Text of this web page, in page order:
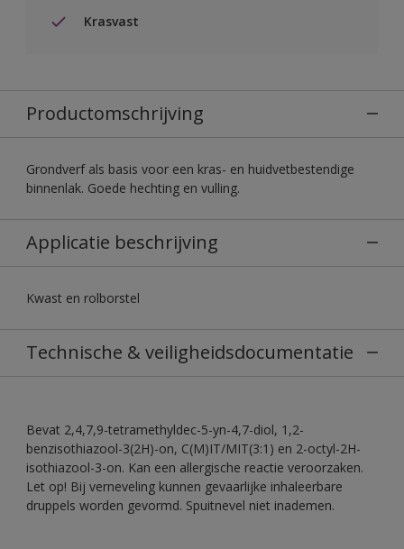
Krasvast
Productomschrijving
Grondverf als basis voor een kras- en huidvetbestendige
binnenlak. Goede hechting en vulling.
Applicatie beschrijving
Kwast en rolborstel
Technische & veiligheidsdocumentatie
Bevat 2,4,7,9-tetramethyldec-5-yn-4,7-diol, 1,2-
benzisothiazool-3(2H)-on, C(M)IT/MIT(3:1) en 2-octyl-2H-
isothiazool-3-on. Kan een allergische reactie veroorzaken.
Let op! Bij verneveling kunnen gevaarlijke inhaleerbare
druppels worden gevormd. Spuitnevel niet inademen.